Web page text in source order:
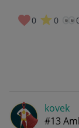
0 0
kovek
#13